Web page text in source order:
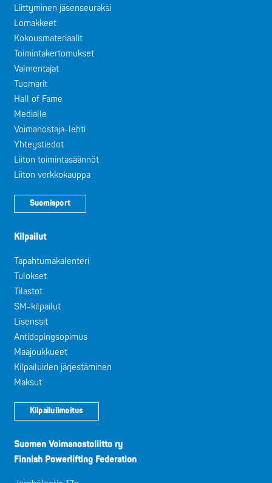
Liittyminen jäsenseuraksi
Lomakkeet
Kokousmateriaalit
Toimintakertomukset
Valmentajat
Tuomarit
Hall of Fame
Medialle
Voimanostaja-lehti
Yhteystiedot
Liiton toimintasäännöt
Liiton verkkokauppa
Suomisport
Kilpailut
Tapahtumakalenteri
Tulokset
Tilastot
SM-kilpailut
Lisenssit
Antidopingsopimus
Maajoukkueet
Kilpailuiden järjestäminen
Maksut
Kilpailuilmoitus
Suomen Voimanostoliitto ry
Finnish Powerlifting Federation